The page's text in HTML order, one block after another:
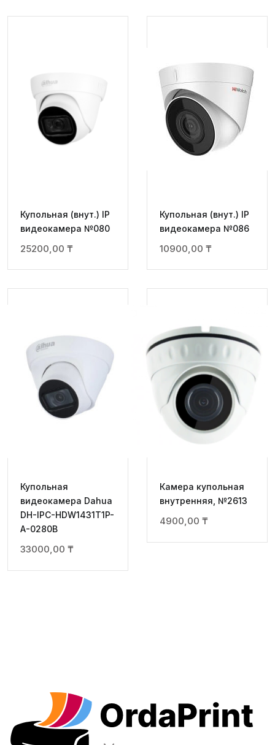
Купольная (внут.) IP
видеокамера №080
25200,00 ₸
Купольная (внут.) IP
видеокамера №086
10900,00 ₸
Купольная
видеокамера Dahua
DH-IPC-HDW1431T1P-
A-0280B
33000,00 ₸
Камера купольная
внутренняя, №2613
4900,00 ₸